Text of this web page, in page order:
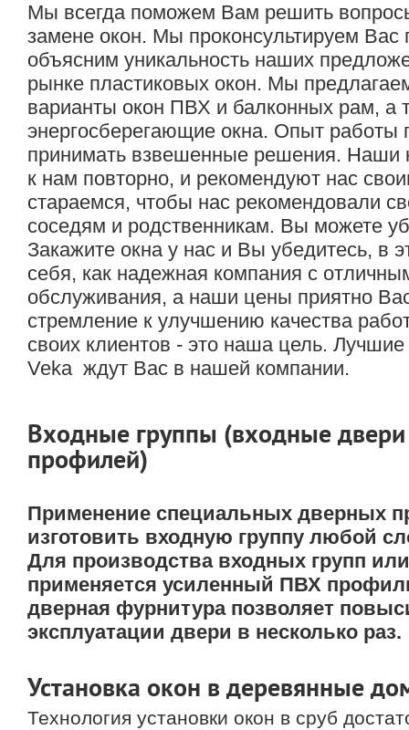
Мы всегда поможем Вам решить
замене окон. Мы проконсультируем Вас
объясним уникальность наших
рынке пластиковых окон. Мы
варианты окон ПВХ и балконных рам, а
энергосберегающие окна. Опыт работы
принимать взвешенные решения. Наши
к нам повторно, и рекомендуют нас
стараемся, чтобы нас рекомендовали
соседям и родственникам. Вы можете
Закажите окна у нас и Вы убедитесь, в
себя, как надежная компания с
обслуживания, а наши цены приятно
стремление к улучшению качества
своих клиентов - это наша цель.
Veka ждут Ваc в нашей компании.
Входные группы (входные
профилей)
Применение специальных дверных
изготовить входную группу любой
Для производства входных групп
применяется усиленный ПВХ
дверная фурнитура позволяет
эксплуатации двери в несколько раз.
Установка окон в деревянные
Технология установки окон в сруб